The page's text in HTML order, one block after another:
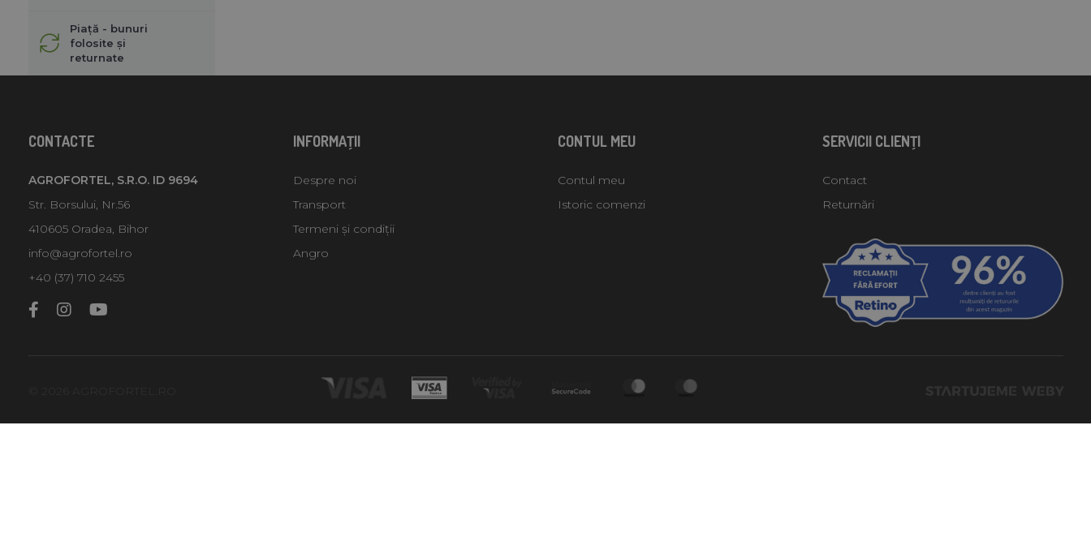
Piață - bunuri
folosite și
returnate
CONTACTE
AGROFORTEL, S.R.O. ID 9694
Str. Borsului, Nr.56
410605 Oradea, Bihor
info@agrofortel.ro
+40 (37) 710 2455
INFORMAŢII
Despre noi
Transport
Termeni și condiții
Angro
CONTUL MEU
Contul meu
Istoric comenzi
SERVICII CLIENŢI
Contact
Returnări